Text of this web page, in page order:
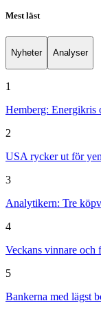
Mest läst
Nyheter Analyser
1
Hemberg: Energikris
2
USA rycker ut för
3
Analytikern: Tre
4
Veckans vinnare och
5
Bankerna med lägst